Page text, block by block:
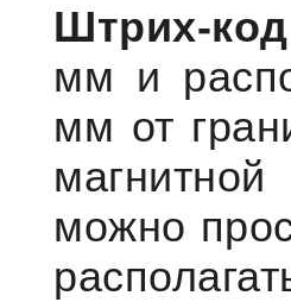
Штрих-код
мм и
мм от
можно